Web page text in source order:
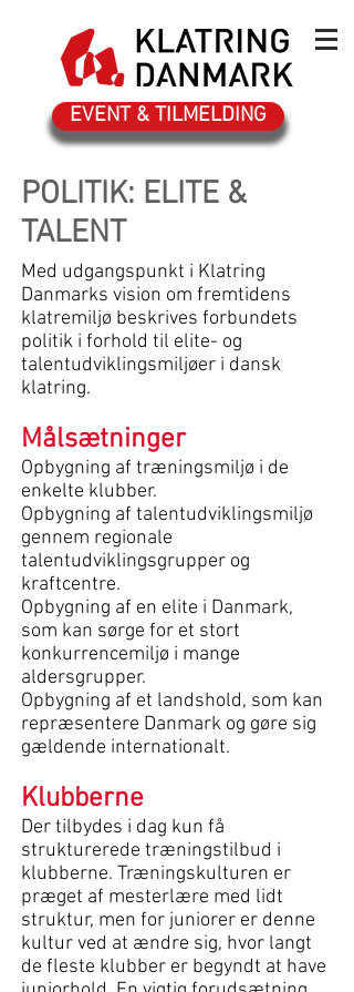
EVENT & TILMELDING
POLITIK: ELITE &
TALENT
Med udgangspunkt i Klatring
Danmarks vision om fremtidens
klatremiljø beskrives forbundets
politik i forhold til elite- og
talentudviklingsmiljøer i dansk
klatring.
Målsætninger
Opbygning af træningsmiljø i de
enkelte klubber.
Opbygning af talentudviklingsmiljø
gennem regionale
talentudviklingsgrupper og
kraftcentre.
Opbygning af en elite i Danmark,
som kan sørge for et stort
konkurrencemiljø i mange
aldersgrupper.
Opbygning af et landshold, som kan
repræsentere Danmark og gøre sig
gældende internationalt.
Klubberne
Der tilbydes i dag kun få
strukturerede træningstilbud i
klubberne. Træningskulturen er
præget af mesterlære med lidt
struktur, men for juniorer er denne
kultur ved at ændre sig, hvor langt
de fleste klubber er begyndt at have